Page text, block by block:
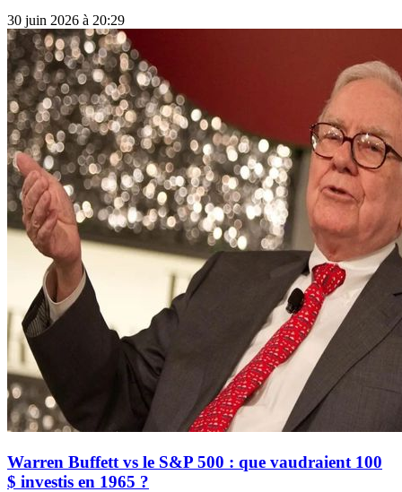
30 juin 2026 à 20:29
Warren Buffett vs le S&P 500 : que vaudraient 100
$ investis en 1965 ?